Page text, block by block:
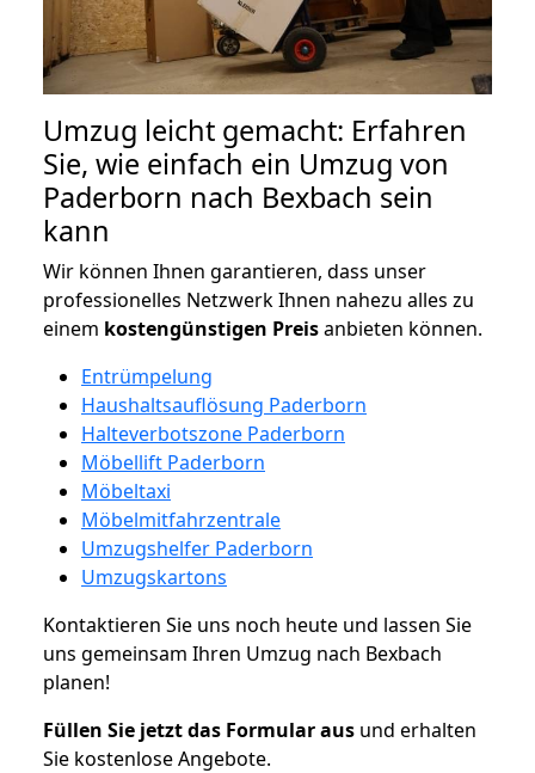
Umzug leicht gemacht: Erfahren
Sie, wie einfach ein Umzug von
Paderborn nach Bexbach sein
kann
Wir können Ihnen garantieren, dass unser
professionelles Netzwerk Ihnen nahezu alles zu
einem kostengünstigen Preisanbieten können.
Entrümpelung
Haushaltsauflösung Paderborn
Halteverbotszone Paderborn
Möbellift Paderborn
Möbeltaxi
Möbelmitfahrzentrale
Umzugshelfer Paderborn
Umzugskartons
Kontaktieren Sie uns noch heute und lassen Sie
uns gemeinsam Ihren Umzug nach Bexbach
planen!
Füllen Sie jetzt das Formular aus und erhalten
Sie kostenlose Angebote.